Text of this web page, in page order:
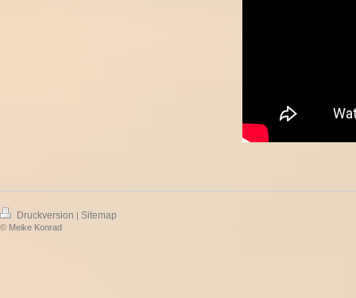
Druckversion | Sitemap
© Meike Konrad